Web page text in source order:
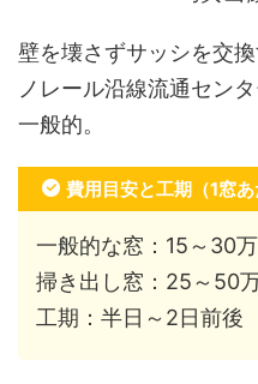
壁を壊さずサッシを交
ノレール沿線流通セン
一般的。
費用目安と工期（1窓あ
一般的な窓：15～30
掃き出し窓：25～50
工期：半日～2日前後